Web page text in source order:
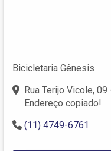
Bicicletaria Gênesis
Rua Terijo Vicole,
Endereço copiado!
(11) 4749-6761